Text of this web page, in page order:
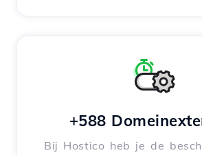
+588
Bij Hostico heb je de